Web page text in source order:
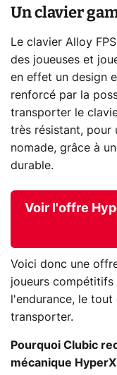
Un clavier
Le clavier Alloy
des joueuses et
en effet un design
renforcé par la
transporter le
très résistant, pour
nomade, grâce à
durable.
Voir l'offre
Voici donc une
joueurs
l'endurance, le
transporter.
Pourquoi Clubic
mécanique HyperX